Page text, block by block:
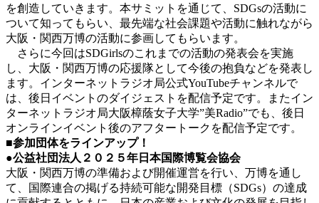
を創造していきます。本サミットを通じて、SDGsの活動に
ついて知ってもらい、最先端な社会課題や活動に触れながら
大阪・関西万博の活動に参画してもらいます。
さらに今回はSDGirlsのこれまでの活動の発表会を実施
し、大阪・関西万博の応援隊として今後の抱負などを発表し
ます。インターネットラジオ局公式YouTubeチャンネルで
は、後日イベントのダイジェストを配信予定です。またイン
ターネットラジオ局大阪樟蔭女子大学”美Radio”でも、後日
オンラインイベント後のアフタートークを配信予定です。
■参加団体をラインアップ！
●公益社団法人２０２５年日本国際博覧会協会
大阪・関西万博の準備および開催運営を行い、万博を通し
て、国際連合の掲げる持続可能な開発目標（SDGs）の達成